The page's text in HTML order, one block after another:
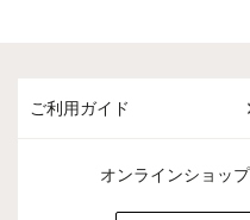
ご利用ガイド
オンラインショッ